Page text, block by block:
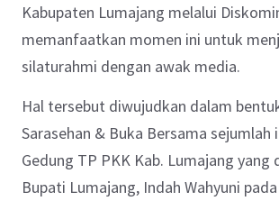
Kabupaten Lumajang melalui
memanfaatkan momen ini untuk
silaturahmi dengan awak media.
Hal tersebut diwujudkan dalam
Sarasehan & Buka Bersama sejumlah
Gedung TP PKK Kab. Lumajang yang
Bupati Lumajang, Indah Wahyuni